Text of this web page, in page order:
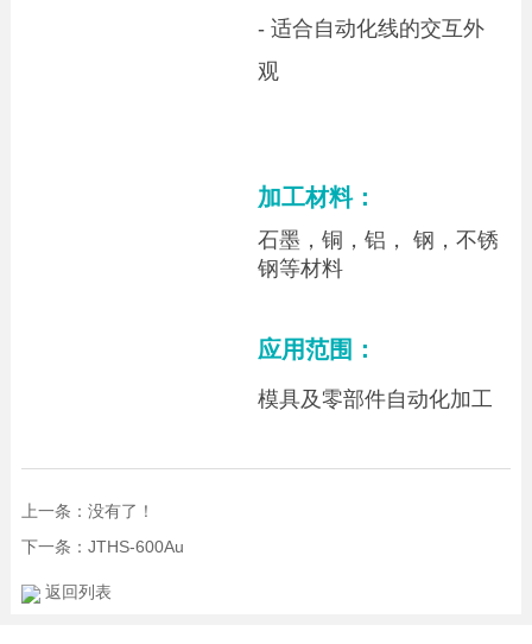
- 适合自动化线的交互外
观
加工材料：
石墨，铜，铝， 钢，不锈
钢等材料
应用范围：
模具及零部件自动化加工
上一条：没有了！
下一条：JTHS-600Au
返回列表